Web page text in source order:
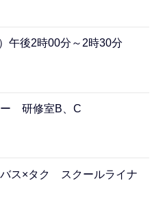
午後2時00分～2時30分
ー 研修室B、C
バス×タク スクールライナ